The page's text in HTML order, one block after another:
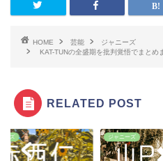
HOME 芸能
ジャニーズ
KAT-TUNの全盛期を批判覚悟でまとめ
RELATED POST
ーズ ジャニーズ